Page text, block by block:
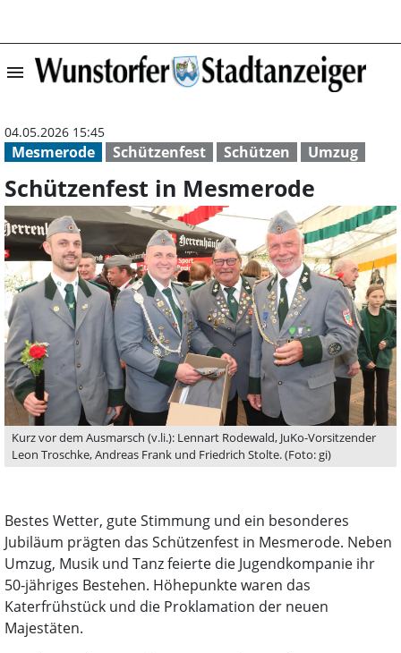
menu Schützenfest in
Mesmerode Schützenfest Schützen Umzug
04.05.2026 15:45
Schützenfest in Mesmerode
Kurz vor dem Ausmarsch (v.li.): Lennart Rodewald, JuKo-Vorsitzender
Leon Troschke, Andreas Frank und Friedrich Stolte. (Foto: gi)
Bestes Wetter, gute Stimmung und ein besonderes
Jubiläum prägten das Schützenfest in Mesmerode. Neben
Umzug, Musik und Tanz feierte die Jugendkompanie ihr
50‑jähriges Bestehen. Höhepunkte waren das
Katerfrühstück und die Proklamation der neuen
Majestäten.